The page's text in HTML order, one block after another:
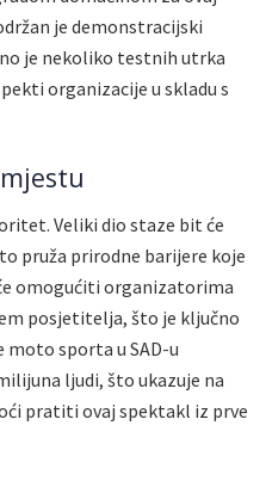
je demonstracijski
je nekoliko testnih utrka
organizacije u skladu s
Veliki dio staze bit će
pruža prirodne barijere koje
omogućiti organizatorima
posjetitelja, što je ključno
moto sporta u SAD-u
ljudi, što ukazuje na
pratiti ovaj spektakl iz prve